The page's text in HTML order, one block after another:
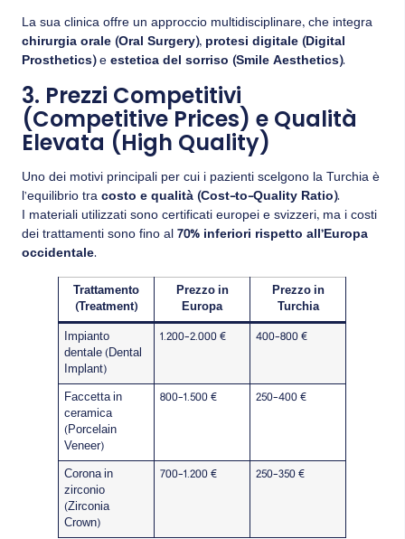
La sua clinica offre un approccio multidisciplinare, che integra
chirurgia orale (Oral Surgery), protesi digitale (Digital
Prosthetics)eestetica del sorriso (Smile Aesthetics).
3. Prezzi Competitivi
(Competitive Prices) e Qualità
Elevata (High Quality)
Uno dei motivi principali per cui i pazienti scelgono la Turchia è
l’equilibrio tracosto e qualità (Cost-to-Quality Ratio).
I materiali utilizzati sono certificati europei e svizzeri, ma i costi
dei trattamenti sono fino al70% inferiori rispetto all’Europa
occidentale.
Trattamento
(Treatment)
Prezzo in
Europa
Prezzo in
Turchia
Impianto
dentale (Dental
Implant)
1.200–2.000 € 400–800 €
Faccetta in
ceramica
(Porcelain
Veneer)
800–1.500 € 250–400 €
Corona in
zirconio
(Zirconia
Crown)
700–1.200 € 250–350 €